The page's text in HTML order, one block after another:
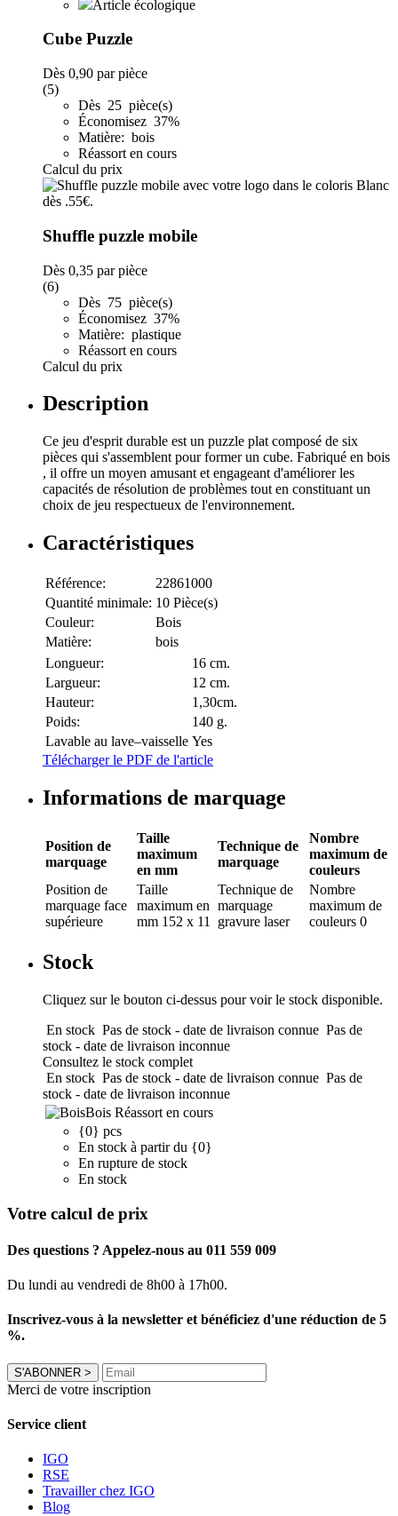
Article écologique
Cube Puzzle
Dès 0,90 par pièce
(5)
Dès 25 pièce(s)
Économisez 37%
Matière: bois
Réassort en cours
Calcul du prix
Shuffle puzzle mobile
Dès 0,35 par pièce
(6)
Dès 75 pièce(s)
Économisez 37%
Matière: plastique
Réassort en cours
Calcul du prix
Description
Ce jeu d'esprit durable est un puzzle plat composé de six
pièces qui s'assemblent pour former un cube. Fabriqué en bois
, il offre un moyen amusant et engageant d'améliorer les
capacités de résolution de problèmes tout en constituant un
choix de jeu respectueux de l'environnement.
Caractéristiques
Référence:
22861000
Quantité minimale: 10 Pièce(s)
Couleur:
Bois
Matière:
bois
Longueur:
16 cm.
Largueur:
12 cm.
Hauteur:
1,30cm.
Poids:
140 g.
Lavable au lave–vaisselle Yes
Télécharger le PDF de l'article
Informations de marquage
Position de
marquage
Taille
maximum
en mm
Technique de
marquage
Nombre
maximum de
couleurs
Position de
marquage face
supérieure
Taille
maximum en
mm 152 x 11
Technique de
marquage
gravure laser
Nombre
maximum de
couleurs 0
Stock
Cliquez sur le bouton ci-dessus pour voir le stock disponible.
En stock Pas de stock - date de livraison connue Pas de
stock - date de livraison inconnue
Consultez le stock complet
En stock Pas de stock - date de livraison connue Pas de
stock - date de livraison inconnue
Bois Réassort en cours
{0} pcs
En stock à partir du {0}
En rupture de stock
En stock
Votre calcul de prix
Des questions ? Appelez-nous au 011 559 009
Du lundi au vendredi de 8h00 à 17h00.
Inscrivez-vous à la newsletter et bénéficiez d'une réduction de 5
%.
S'ABONNER >
Merci de votre inscription
Service client
IGO
RSE
Travailler chez IGO
Blog